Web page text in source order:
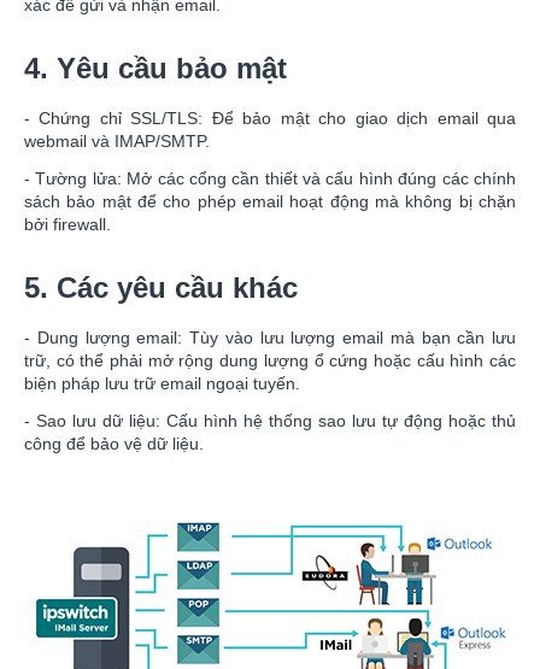
xác để gửi và nhận email.
4. Yêu cầu bảo mật
- Chứng chỉ SSL/TLS: Để bảo mật cho giao dịch email qua
webmail và IMAP/SMTP.
- Tường lửa: Mở các cổng cần thiết và cấu hình đúng các chính
sách bảo mật để cho phép email hoạt động mà không bị chặn
bởi firewall.
5. Các yêu cầu khác
- Dung lượng email: Tùy vào lưu lượng email mà bạn cần lưu
trữ, có thể phải mở rộng dung lượng ổ cứng hoặc cấu hình các
biện pháp lưu trữ email ngoại tuyến.
- Sao lưu dữ liệu: Cấu hình hệ thống sao lưu tự động hoặc thủ
công để bảo vệ dữ liệu.